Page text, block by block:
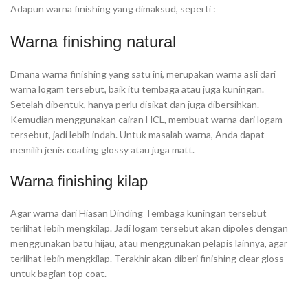
Adapun warna finishing yang dimaksud, seperti :
Warna finishing natural
Dmana warna finishing yang satu ini, merupakan warna asli dari
warna logam tersebut, baik itu tembaga atau juga kuningan.
Setelah dibentuk, hanya perlu disikat dan juga dibersihkan.
Kemudian menggunakan cairan HCL, membuat warna dari logam
tersebut, jadi lebih indah. Untuk masalah warna, Anda dapat
memilih jenis coating glossy atau juga matt.
Warna finishing kilap
Agar warna dari Hiasan Dinding Tembaga kuningan tersebut
terlihat lebih mengkilap. Jadi logam tersebut akan dipoles dengan
menggunakan batu hijau, atau menggunakan pelapis lainnya, agar
terlihat lebih mengkilap. Terakhir akan diberi finishing clear gloss
untuk bagian top coat.